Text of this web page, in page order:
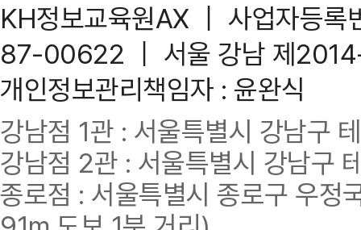
KH정보교육원AX ｜ 사업자등
87-00622 ｜ 서울 강남 제
개인정보관리책임자 : 윤완식
강남점 1관 : 서울특별시 강남구
강남점 2관 : 서울특별시 강남구
종로점 : 서울특별시 종로구 우